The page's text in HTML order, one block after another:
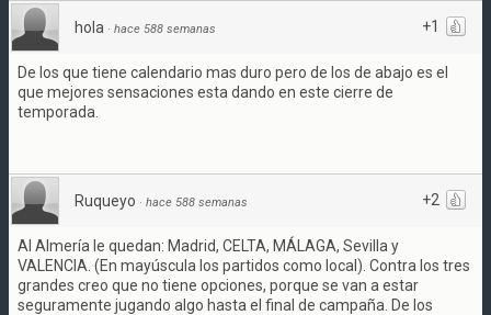
+1
hola · hace 588 semanas
De los que tiene calendario mas duro pero de los de abajo es el
que mejores sensaciones esta dando en este cierre de
temporada.
+2
Ruqueyo · hace 588 semanas
Al Almería le quedan: Madrid, CELTA, MÁLAGA, Sevilla y
VALENCIA. (En mayúscula los partidos como local). Contra los tres
grandes creo que no tiene opciones, porque se van a estar
seguramente jugando algo hasta el final de campaña. De los